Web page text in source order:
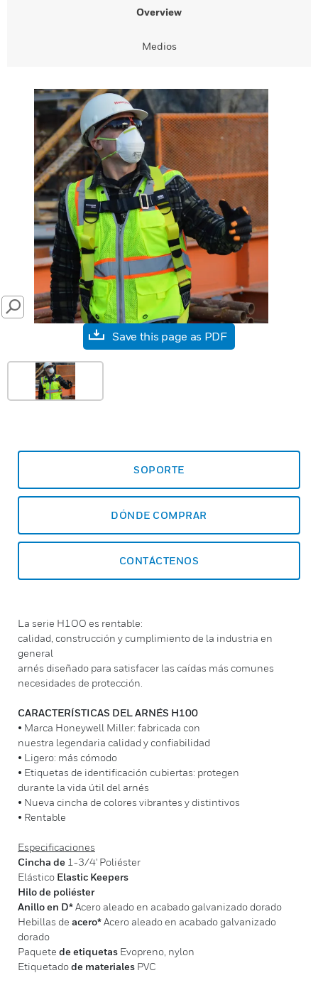
Overview
Medios
SEARCH
Save this page as PDF
SOPORTE
DÓNDE COMPRAR
CONTÁCTENOS
La serie H1OO es rentable:
calidad, construcción y cumplimiento de la industria en
general
arnés diseñado para satisfacer las caídas más comunes
necesidades de protección.
CARACTERÍSTICAS DEL ARNÉS H100
• Marca Honeywell Miller: fabricada con
nuestra legendaria calidad y confiabilidad
• Ligero: más cómodo
• Etiquetas de identificación cubiertas: protegen
durante la vida útil del arnés
• Nueva cincha de colores vibrantes y distintivos
• Rentable
Especificaciones
Cincha de 1-3/4' Poliéster
Elástico Elastic Keepers
Hilo de poliéster
Anillo en D*Acero aleado en acabado galvanizado dorado
Hebillas de acero*Acero aleado en acabado galvanizado
dorado
Paquete de etiquetas Evopreno, nylon
Etiquetadode materiales PVC